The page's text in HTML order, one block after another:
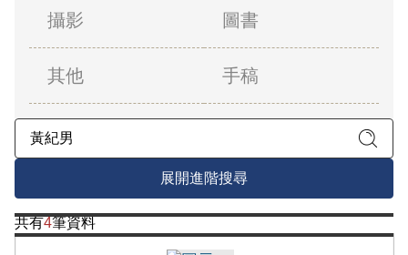
攝影 圖書
其他 手稿
展開進階搜尋
共有4筆資料